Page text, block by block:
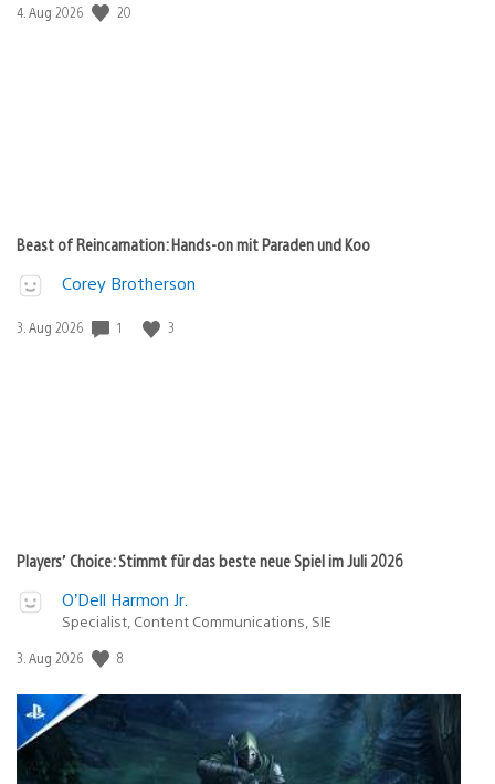
Veröffentlichungsdatum:
4. Aug 2026 20
Beast of Reincarnation: Hands-on mit Paraden und Koo
Corey Brotherson
Veröffentlichungsdatum:
3. Aug 2026 1 3
Players’ Choice: Stimmt für das beste neue Spiel im Juli 2026
O’Dell Harmon Jr.
Specialist, Content Communications, SIE
Veröffentlichungsdatum:
3. Aug 2026 8